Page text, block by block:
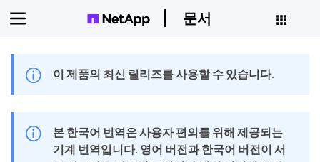
문서
이 제품의 최신 릴리즈를 사용할 수 있습니다.
본 한국어 번역은 사용자 편의를 위해 제공되는
기계 번역입니다. 영어 버전과 한국어 버전이 서